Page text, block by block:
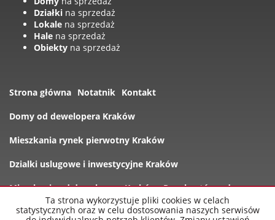
Działki na sprzedaż
Lokale na sprzedaż
Hale na sprzedaż
Obiekty na sprzedaż
Strona główna Notatnik Kontakt
Domy od dewelopera Kraków
Mieszkania rynek pierwotny Kraków
Dzialki uslugowe i inwestycyjne Kraków
Mieszkania od dewelopera Kraków Rynek wtórny domy
Oferty
Ta strona wykorzystuje pliki cookies w celach
statystycznych oraz w celu dostosowania naszych serwisów